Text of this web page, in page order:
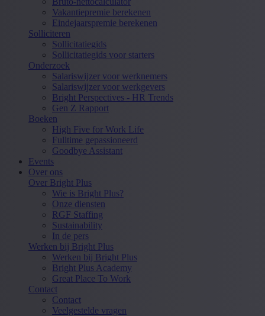
Vakantiepremie berekenen
Eindejaarspremie berekenen
Solliciteren
Sollicitatiegids
Sollicitatiegids voor starters
Onderzoek
Salariswijzer voor werknemers
Salariswijzer voor werkgevers
Bright Perspectives - HR Trends
Gen Z Rapport
Boeken
High Five for Work Life
Fulltime gepassioneerd
Goodbye Assistant
Events
Over ons
Over Bright Plus
Wie is Bright Plus?
Onze diensten
RGF Staffing
Sustainability
In de pers
Werken bij Bright Plus
Werken bij Bright Plus
Bright Plus Academy
Great Place To Work
Contact
Contact
Veelgestelde vragen